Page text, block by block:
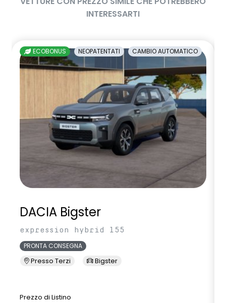
INTERESSARTI
ECOBONUS NEOPATENTATI CAMBIO AUTOMATICO
DACIA Bigster
expression hybrid 155
PRONTA CONSEGNA
Presso Terzi Bigster
Prezzo di Listino